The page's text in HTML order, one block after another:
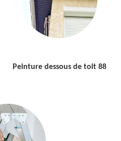
Peinture dessous de toit 88